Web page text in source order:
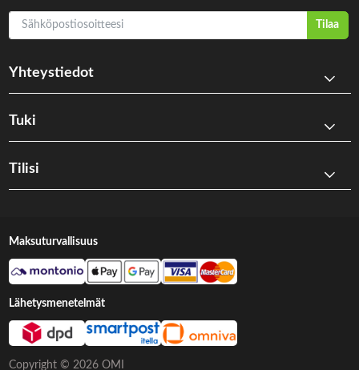
Sähköpostiosoitteesi
Tilaa
Yhteystiedot
Tuki
Tilisi
Copyright © 2026 OMI
Maksuturvallisuus
Lähetysmenetelmät